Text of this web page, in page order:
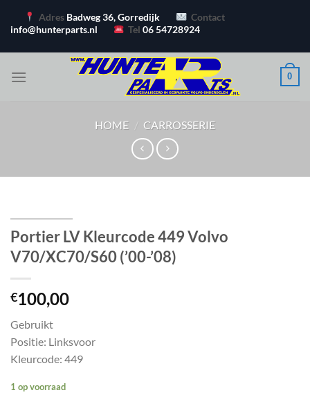
naar
Adres Badweg 36, Gorredijk
Contact
info@hunterparts.nl
Tel06 54728924
0
HOME / CARROSSERIE
Portier LV Kleurcode 449 Volvo
V70/XC70/S60 (’00-’08)
€100,00
Gebruikt
Positie: Linksvoor
Kleurcode: 449
1 op voorraad